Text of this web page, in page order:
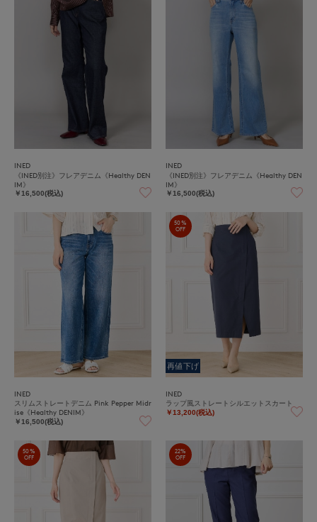
INED
《INED別注》フレアデニム《Healthy DEN
IM》
￥16,500(税込)
INED
《INED別注》フレアデニム《Healthy DEN
IM》
￥16,500(税込)
INED
スリムストレートデニム Pink Pepper Midr
ise《Healthy DENIM》
￥16,500(税込)
50%
OFF
再値下げ
INED
ラップ風ストレートシルエットスカート
￥13,200(税込)
50%
OFF
22%
OFF